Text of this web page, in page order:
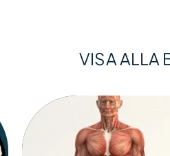
VISA ALLA